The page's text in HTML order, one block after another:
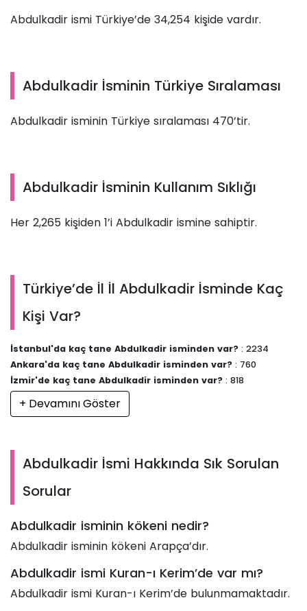
Abdulkadir ismi Türkiye’de 34,254 kişide vardır.
Abdulkadir İsminin Türkiye Sıralaması
Abdulkadir isminin Türkiye sıralaması 470’tir.
Abdulkadir İsminin Kullanım Sıklığı
Her 2,265 kişiden 1’i Abdulkadir ismine sahiptir.
Türkiye’de İl İl Abdulkadir İsminde Kaç
Kişi Var?
İstanbul'da kaç tane Abdulkadir isminden var? : 2234
Ankara'da kaç tane Abdulkadir isminden var? : 760
İzmir'de kaç tane Abdulkadir isminden var? : 818
+ Devamını Göster
Abdulkadir İsmi Hakkında Sık Sorulan
Sorular
Abdulkadir isminin kökeni nedir?
Abdulkadir isminin kökeni Arapça’dır.
Abdulkadir ismi Kuran-ı Kerim’de var mı?
Abdulkadir ismi Kuran-ı Kerim’de bulunmamaktadır.